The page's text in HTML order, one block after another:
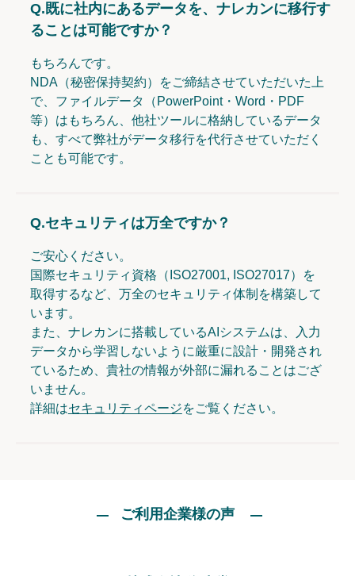
Q.既に社内にあるデータを、ナレカンに移行す
ることは可能ですか？
もちろんです。
NDA（秘密保持契約）をご締結させていただいた上
で、ファイルデータ（PowerPoint・Word・PDF
等）はもちろん、他社ツールに格納しているデータ
も、すべて弊社がデータ移行を代行させていただく
ことも可能です。
Q.セキュリティは万全ですか？
ご安心ください。
国際セキュリティ資格（ISO27001, ISO27017）を
取得するなど、万全のセキュリティ体制を構築して
います。
また、ナレカンに搭載しているAIシステムは、入力
データから学習しないように厳重に設計・開発され
ているため、貴社の情報が外部に漏れることはござ
いません。
詳細はセキュリティページをご覧ください。
ご利用企業様の声